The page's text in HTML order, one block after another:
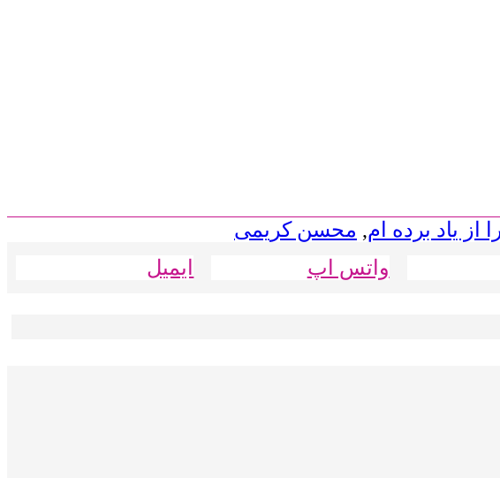
یاد برده ام, محسن کریمی
واتس اپ ایمیل